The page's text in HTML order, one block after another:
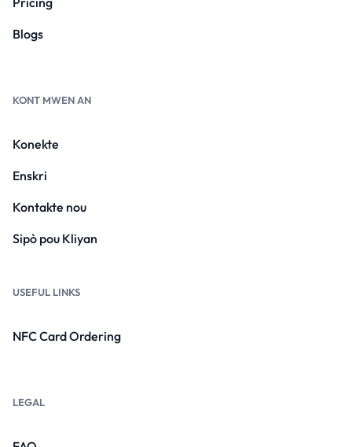
Blogs
KONT MWEN AN
Konekte
Enskri
Kontakte nou
Sipò pou Kliyan
USEFUL LINKS
NFC Card Ordering
LEGAL